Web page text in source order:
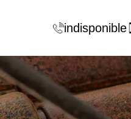
indisponible